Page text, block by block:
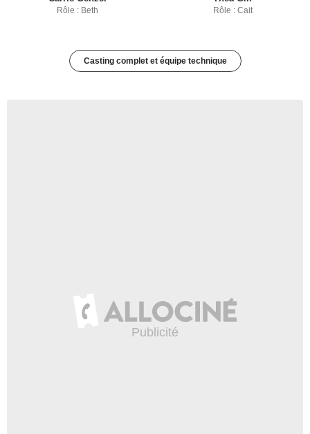
Rôle : Beth Rôle : Cait
Casting complet et équipe technique